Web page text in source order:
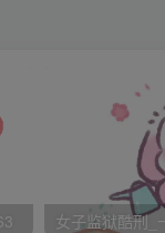
”玄尚德提醒道。
女子监狱酷刑_